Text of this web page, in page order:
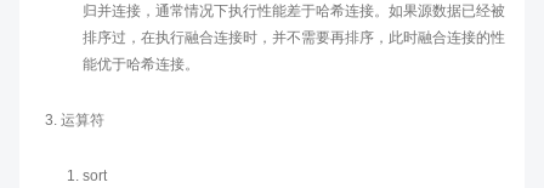
归并连接，通常情况下执行性能差于哈希连接。如果源数据已经被
排序过，在执行融合连接时，并不需要再排序，此时融合连接的性
能优于哈希连接。
运算符
sort